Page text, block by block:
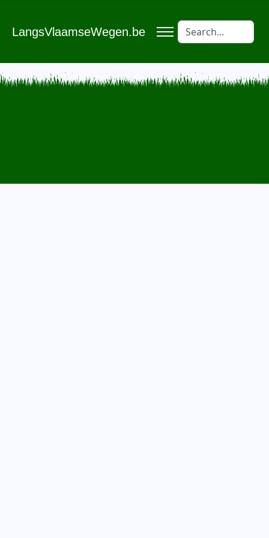
LangsVlaamseWegen.be